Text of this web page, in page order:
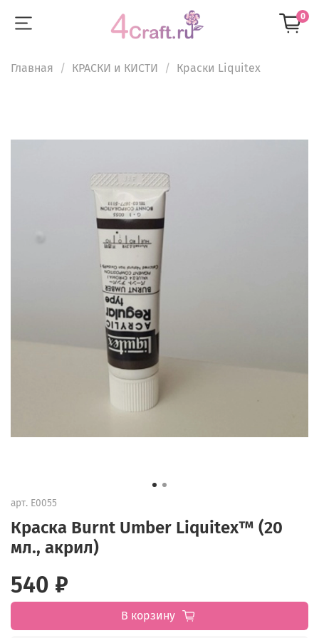
0
Главная КРАСКИ и КИСТИ Краски Liquitex
арт. E0055
Краска Burnt Umber Liquitex™ (20
мл., акрил)
540 ₽
В корзину